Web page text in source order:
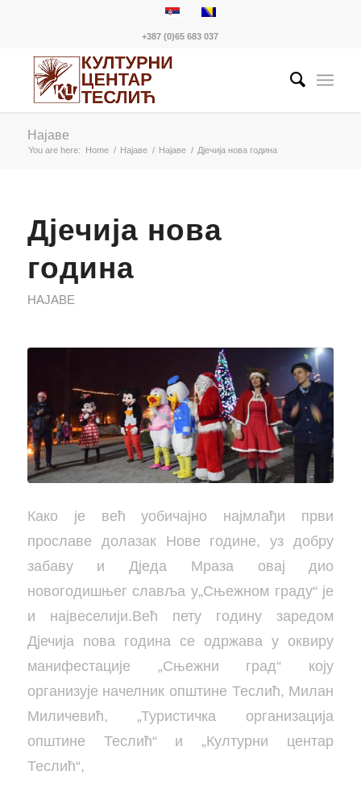
+387 (0)65 683 037
Најаве
You are here: Home / Најаве / Најаве / Дјечија нова година
Дјечија нова
година
НАЈАВЕ
Како је већ уобичајно најмлађи први
прославе долазак Нове године, уз добру
забаву и Дједа Мраза овај дио
новогодишњег славља у„Сњежном граду“ је
и највеселији.Већ пету годину заредом
Дјечија nова година се одржава у оквиру
манифестације „Сњежни град“ коју
организује начелник општине Теслић, Милан
Миличевић, „Туристичка организација
општине Теслић“ и „Културни центар
Теслић“,